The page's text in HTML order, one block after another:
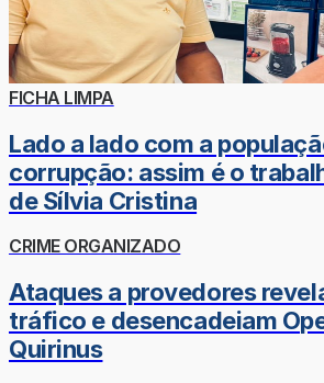
FICHA LIMPA
Lado a lado com a
corrupção: assim é o
de Sílvia Cristina
CRIME ORGANIZADO
Ataques a provedores
tráfico e desencadeiam
Quirinus